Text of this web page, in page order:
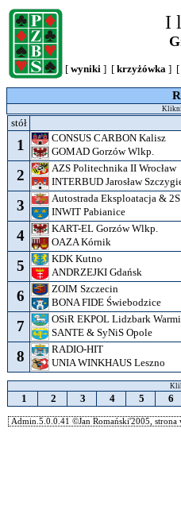
I
[ wyniki ] [ krzyżówka ] [
stół
1
CONSUS CARBON Kalisz
GOMAD Gorzów Wlkp.
2
AZS Politechnika II Wrocław
INTERBUD Jarosław
3
Autostrada Eksploatacja &
INWIT Pabianice
4
KART-EL Gorzów Wlkp.
OAZA Kórnik
5
KDK Kutno
ANDRZEJKI Gdańsk
6
ZOIM Szczecin
BONA FIDE Świebodzice
7
OSiR EKPOL Lidzbark
SANTE & SyNiS Opole
8
RADIO-HIT
UNIA WINKHAUS Leszno
1 2 3 4 5 6
Admin.5.0.0.41 ©Jan Romański'2005,